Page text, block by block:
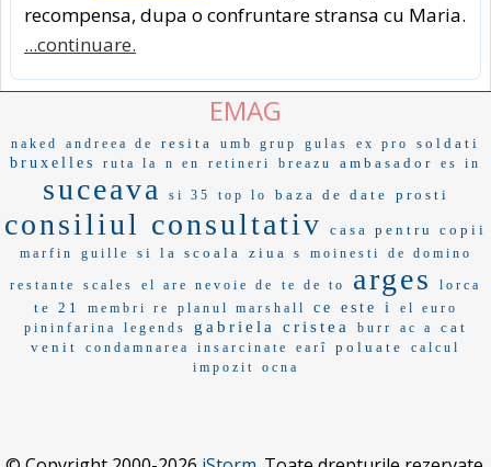
recompensa, dupa o confruntare stransa cu Maria.
...continuare.
EMAG
naked andreea de resita umb grup gulas ex pro
soldati
bruxelles
ruta la n en retineri breazu ambasador es in
suceava si 35 top lo baza de date prosti
consiliul consultativ casa pentru copii
marfin guille si la scoala ziua s moinesti de domino
restante scales el are nevoie de te de to arges lorca
te 21 membri re planul marshall ce este i
el euro
pininfarina
legends gabriela cristea burr ac a
cat
venit
condamnarea insarcinate earî poluate
calcul
impozit
ocna